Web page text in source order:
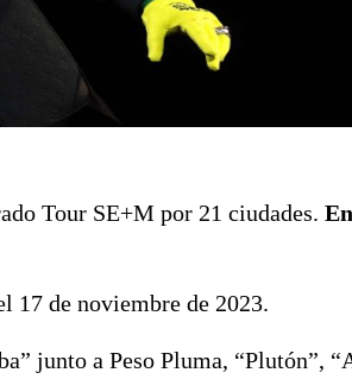
Tour SE+M por 21 ciudades.
17 de noviembre de 2023.
junto a Peso Pluma, “Plutón”,